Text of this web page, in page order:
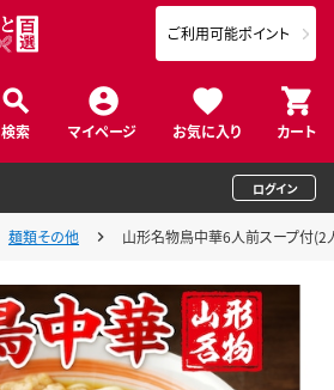
検索 マイページ お気に入り カート
ご利用可能ポイント
ログイン
麺類その他 山形名物鳥中華6人前スープ付